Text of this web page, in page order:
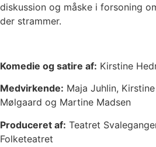
diskussion og måske i forsoning
der strammer.
Komedie og satire af: Kirstine
Medvirkende: Maja Juhlin,
Mølgaard og Martine Madsen
Produceret af: Teatret
Folketeatret